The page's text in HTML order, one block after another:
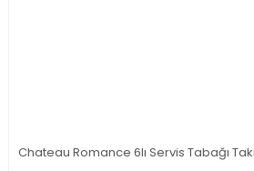
Chateau Romance 6lı Servis Tabağı